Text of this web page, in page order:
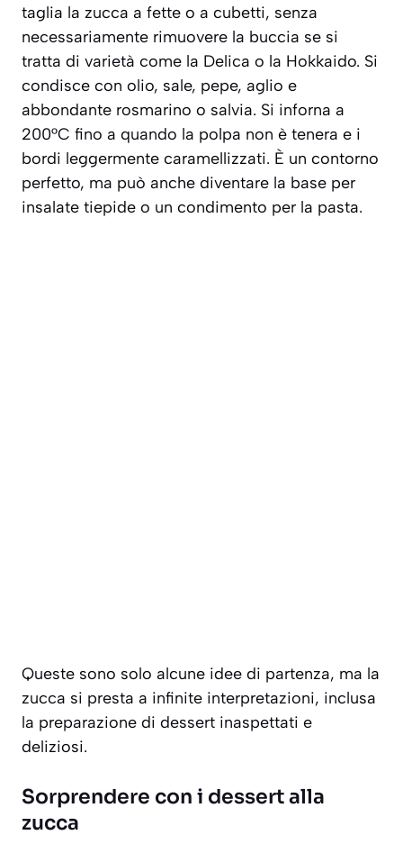
taglia la zucca a fette o a cubetti, senza
necessariamente rimuovere la buccia se si
tratta di varietà come la Delica o la Hokkaido. Si
condisce con olio, sale, pepe, aglio e
abbondante rosmarino o salvia. Si inforna a
200°C fino a quando la polpa non è tenera e i
bordi leggermente caramellizzati. È un contorno
perfetto, ma può anche diventare la base per
insalate tiepide o un condimento per la pasta.
Queste sono solo alcune idee di partenza, ma la
zucca si presta a infinite interpretazioni, inclusa
la preparazione di dessert inaspettati e
deliziosi.
Sorprendere con i dessert alla
zucca